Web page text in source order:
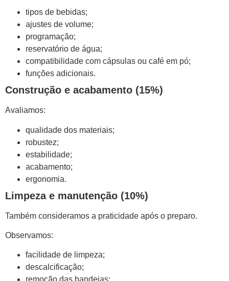
tipos de bebidas;
ajustes de volume;
programação;
reservatório de água;
compatibilidade com cápsulas ou café em pó;
funções adicionais.
Construção e acabamento (15%)
Avaliamos:
qualidade dos materiais;
robustez;
estabilidade;
acabamento;
ergonomia.
Limpeza e manutenção (10%)
Também consideramos a praticidade após o preparo.
Observamos:
facilidade de limpeza;
descalcificação;